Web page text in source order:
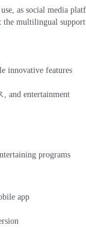
, as social media
the multilingual support
innovative features
, and entertainment
programs
app